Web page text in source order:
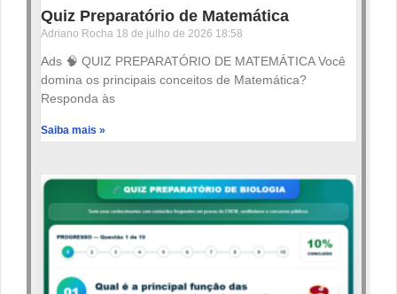
Quiz Preparatório de Matemática
Adriano Rocha 18 de julho de 2026 18:58
Ads 🧠 QUIZ PREPARATÓRIO DE MATEMÁTICA Você
domina os principais conceitos de Matemática?
Responda às
Saiba mais »